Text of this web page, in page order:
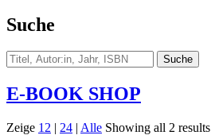
Suche
E-BOOK SHOP
Zeige 12 | 24 | Alle Showing all 2 results